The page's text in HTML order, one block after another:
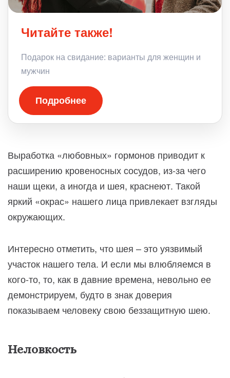
Читайте также!
Подарок на свидание: варианты для женщин и
мужчин
Подробнее
Выработка «любовных» гормонов приводит к
расширению кровеносных сосудов, из-за чего
наши щеки, а иногда и шея, краснеют. Такой
яркий «окрас» нашего лица привлекает взгляды
окружающих.
Интересно отметить, что шея – это уязвимый
участок нашего тела. И если мы влюбляемся в
кого-то, то, как в давние времена, невольно ее
демонстрируем, будто в знак доверия
показываем человеку свою беззащитную шею.
Неловкость